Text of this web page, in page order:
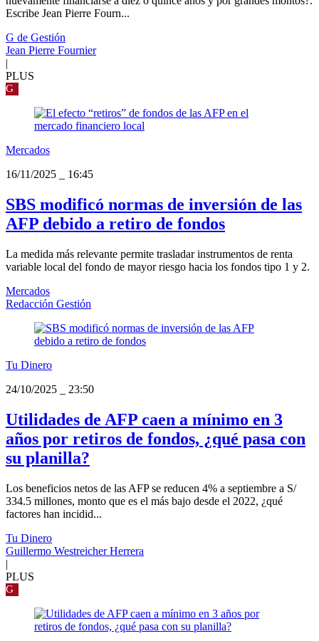
Escribe Jean Pierre Fourn...
G de Gestión
Jean Pierre Fournier
|
PLUS
G
Mercados
16/11/2025
16:45
SBS modificó normas de inversión de las
AFP debido a retiro de fondos
La medida más relevante permite trasladar instrumentos de renta
variable local del fondo de mayor riesgo hacia los fondos tipo 1 y 2.
Mercados
Redacción Gestión
Tu Dinero
24/10/2025
23:50
Utilidades de AFP caen a mínimo en 3
años por retiros de fondos, ¿qué pasa con
su planilla?
Los beneficios netos de las AFP se reducen 4% a septiembre a S/
334.5 millones, monto que es el más bajo desde el 2022, ¿qué
factores han incidid...
Tu Dinero
Guillermo Westreicher Herrera
|
PLUS
G